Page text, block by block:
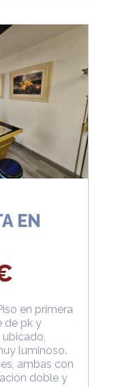
EN
en primera
de pk y
luminoso.
ambas con
doble y